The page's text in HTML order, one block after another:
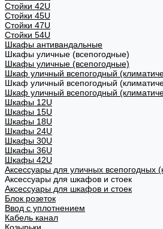
Стойки 42U
Стойки 45U
Стойки 47U
Стойки 54U
Шкафы антивандальные
Шкафы уличные (всепогодные)
Шкафы уличные (всепогодные)
Шкаф уличный всепогодный
Шкаф уличный всепогодный
Шкаф уличный всепогодный
Шкафы 12U
Шкафы 15U
Шкафы 18U
Шкафы 24U
Шкафы 30U
Шкафы 36U
Шкафы 42U
Аксессуары для уличных всепогодных
Аксессуары для шкафов и стоек
Аксессуары для шкафов и стоек
Блок розеток
Ввод с уплотнением
Кабель канал